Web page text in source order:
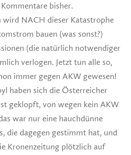
bisher.
wird NACH dieser Katastrophe
bauen (was sonst?)
(die natürlich notwendiger
verlogen. Jetzt tun alle so,
immer gegen AKW gewesen!
haben sich die Österreicher
geklopft, von wegen kein AKW
war nur eine hauchdünne
die dagegen gestimmt hat, und
Kronenzeitung plötzlich auf